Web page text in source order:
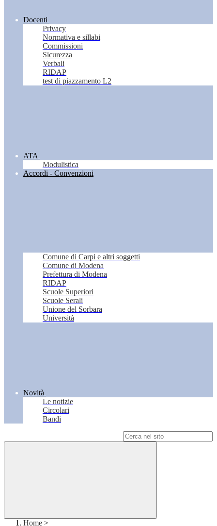
Docenti
Privacy
Normativa e sillabi
Commissioni
Sicurezza
Verbali
RIDAP
test di piazzamento L2
ATA
Modulistica
Accordi - Convenzioni
Comune di Carpi e altri soggetti
Comune di Modena
Prefettura di Modena
RIDAP
Scuole Superiori
Scuole Serali
Unione del Sorbara
Università
Novità
Le notizie
Circolari
Bandi
Home >